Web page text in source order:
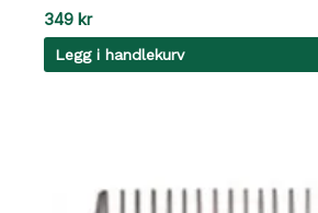
349 kr
Legg i handlekurv